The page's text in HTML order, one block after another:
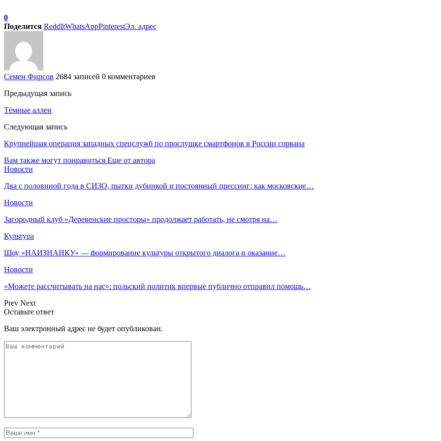
0
Поделится ReddItWhatsAppPinterestЭл. адрес
Семен Фирсов 2684 записей 0 комментариев
Предыдущая запись
Тёмные аллеи
Следующая запись
Крупнейшая операция западных спецслужб по прослушке смартфонов в России сорвана
Вам также могут понравиться Еще от автора
Новости
Два с половиной года в СИЗО, пытки дубинкой и постоянный прессинг: как московские…
Новости
Загородный клуб «Деревенские просторы» продолжает работать, не смотря на…
Культура
Шоу «НАИЗНАНКУ» — формирование культуры открытого диалога и оказание…
Новости
«Можете рассчитывать на нас»: польский политик впервые публично отправил помощь…
Prev Next
Оставьте ответ
Ваш электронный адрес не будет опубликован.